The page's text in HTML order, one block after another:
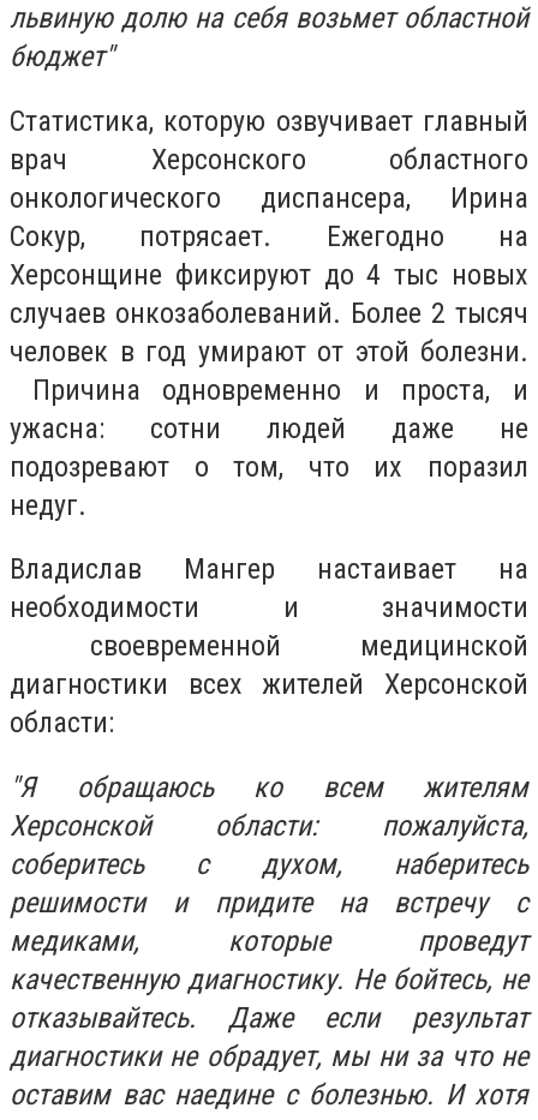
львиную долю на себя возьмет областной
бюджет"
Статистика, которую озвучивает главный
врач Херсонского областного
онкологического диспансера, Ирина
Сокур, потрясает. Ежегодно на
Херсонщине фиксируют до 4 тыс новых
случаев онкозаболеваний. Более 2 тысяч
человек в год умирают от этой болезни.
Причина одновременно и проста, и
ужасна: сотни людей даже не
подозревают о том, что их поразил
недуг.
Владислав Мангер настаивает на
необходимости и значимости
своевременной медицинской
диагностики всех жителей Херсонской
области:
"Я обращаюсь ко всем жителям
Херсонской области: пожалуйста,
соберитесь с духом, наберитесь
решимости и придите на встречу с
медиками, которые проведут
качественную диагностику. Не бойтесь, не
отказывайтесь. Даже если результат
диагностики не обрадует, мы ни за что не
оставим вас наедине с болезнью. И хотя